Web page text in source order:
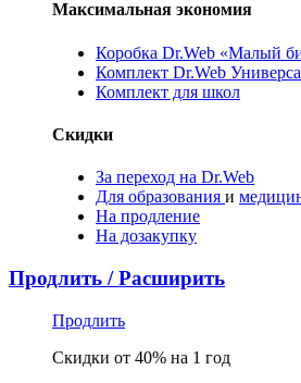
Максимальная экономия
Коробка Dr.Web «Малый
Комплект Dr.Web
Комплект для школ
Скидки
За переход на Dr.Web
Для образования и
На продление
На дозакупку
Продлить / Расширить
Продлить
Скидки от 40% на 1 год